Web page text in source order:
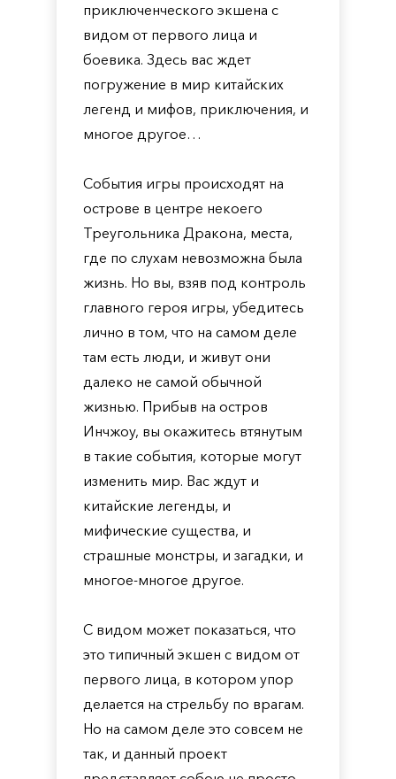
приключенческого экшена с
видом от первого лица и
боевика. Здесь вас ждет
погружение в мир китайских
легенд и мифов, приключения, и
многое другое…
События игры происходят на
острове в центре некоего
Треугольника Дракона, места,
где по слухам невозможна была
жизнь. Но вы, взяв под контроль
главного героя игры, убедитесь
лично в том, что на самом деле
там есть люди, и живут они
далеко не самой обычной
жизнью. Прибыв на остров
Инчжоу, вы окажитесь втянутым
в такие события, которые могут
изменить мир. Вас ждут и
китайские легенды, и
мифические существа, и
страшные монстры, и загадки, и
многое-многое другое.
С видом может показаться, что
это типичный экшен с видом от
первого лица, в котором упор
делается на стрельбу по врагам.
Но на самом деле это совсем не
так, и данный проект